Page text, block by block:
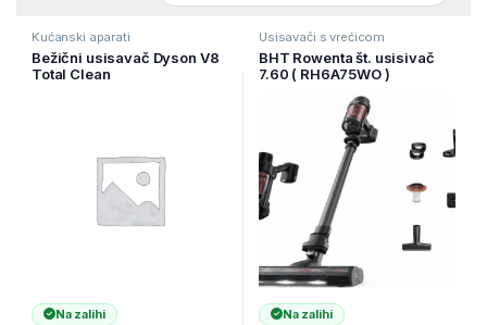
Kućanski aparati
Bežični usisavač Dyson V8
Total Clean
Na zalihi
Usisavači s vrećicom
BHT Rowenta št. usisivač
7.60 ( RH6A75WO )
Na zalihi